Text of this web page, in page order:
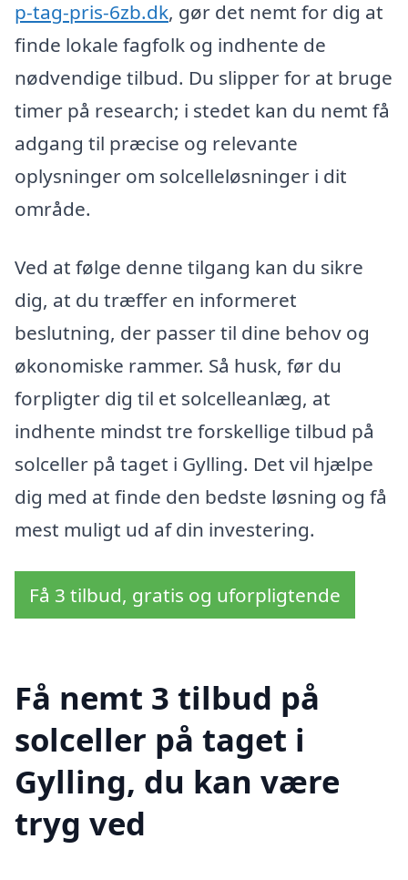
p-tag-pris-6zb.dk, gør det nemt for dig at
finde lokale fagfolk og indhente de
nødvendige tilbud. Du slipper for at bruge
timer på research; i stedet kan du nemt få
adgang til præcise og relevante
oplysninger om solcelleløsninger i dit
område.
Ved at følge denne tilgang kan du sikre
dig, at du træffer en informeret
beslutning, der passer til dine behov og
økonomiske rammer. Så husk, før du
forpligter dig til et solcelleanlæg, at
indhente mindst tre forskellige tilbud på
solceller på taget i Gylling. Det vil hjælpe
dig med at finde den bedste løsning og få
mest muligt ud af din investering.
Få 3 tilbud, gratis og uforpligtende
Få nemt 3 tilbud på
solceller på taget i
Gylling, du kan være
tryg ved